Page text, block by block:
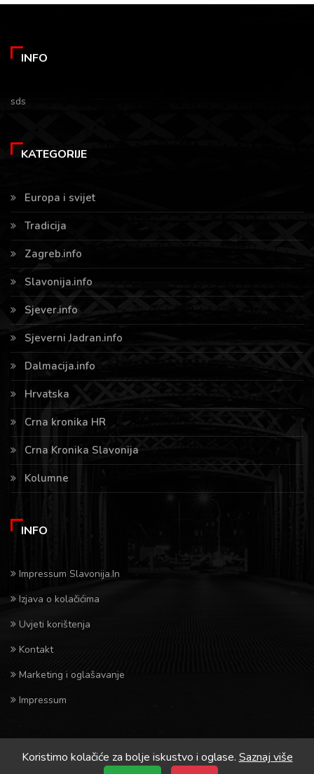
INFO
sds
KATEGORIJE
Europa i svijet
Tradicija
Zagreb.info
Slavonija.info
Sjever.info
Sjeverni Jadran.info
Dalmacija.info
Hrvatska
Crna kronika HR
Crna Kronika Slavonija
Kolumne
INFO
Impressum Slavonija.In
Izjava o kolačićima
Uvjeti korištenja
Kontakt
Marketing i oglašavanje
Impressum
Koristimo kolačiće za bolje iskustvo i oglase. Saznaj više